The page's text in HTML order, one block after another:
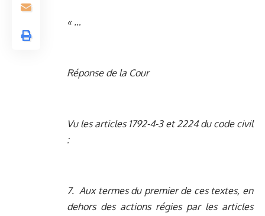
« …
Réponse de la Cour
Vu les articles 1792-4-3 et 2224 du code civil
:
7. Aux termes du premier de ces textes, en
dehors des actions régies par les articles